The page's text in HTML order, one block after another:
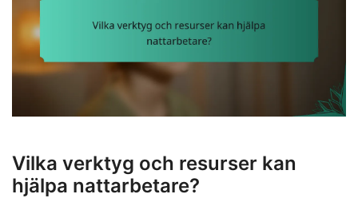
Vilka verktyg och resurser kan
hjälpa nattarbetare?